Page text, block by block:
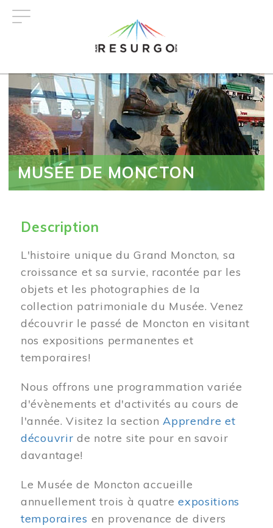
MUSÉE DE MONCTON
Description
L'histoire unique du Grand Moncton, sa
croissance et sa survie, racontée par les
objets et les photographies de la
collection patrimoniale du Musée. Venez
découvrir le passé de Moncton en visitant
nos expositions permanentes et
temporaires!
Nous offrons une programmation variée
d'évènements et d'activités au cours de
l'année. Visitez la sectionApprendre et
découvrir de notre site pour en savoir
davantage!
Le Musée de Moncton accueille
annuellement trois à quatreexpositions
temporaires en provenance de divers